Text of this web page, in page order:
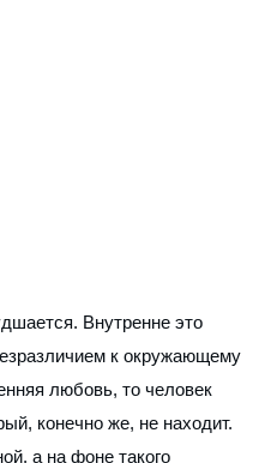
Внутренне это
к окружающему
любовь, то человек
конечно же, не находит.
а на фоне такого